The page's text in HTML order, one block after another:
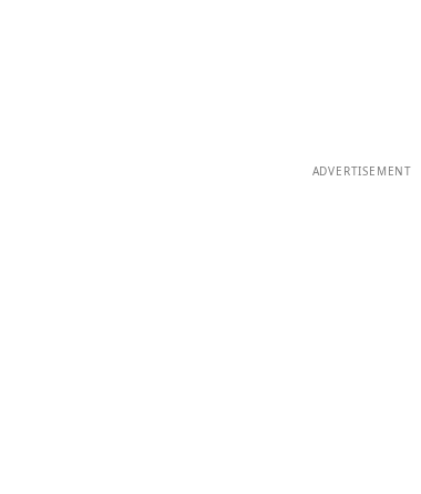
ADVERTISEMENT